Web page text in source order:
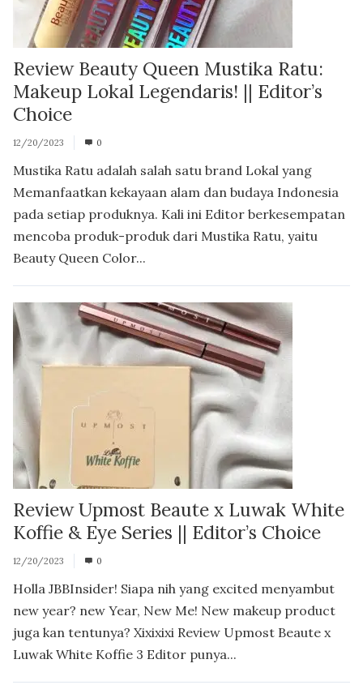
Review Beauty Queen Mustika Ratu:
Makeup Lokal Legendaris! || Editor’s
Choice
12/20/2023 0
Mustika Ratu adalah salah satu brand Lokal yang
Memanfaatkan kekayaan alam dan budaya Indonesia
pada setiap produknya. Kali ini Editor berkesempatan
mencoba produk-produk dari Mustika Ratu, yaitu
Beauty Queen Color...
Review Upmost Beaute x Luwak White
Koffie & Eye Series || Editor’s Choice
12/20/2023 0
Holla JBBInsider! Siapa nih yang excited menyambut
new year? new Year, New Me! New makeup product
juga kan tentunya? Xixixixi Review Upmost Beaute x
Luwak White Koffie 3 Editor punya...